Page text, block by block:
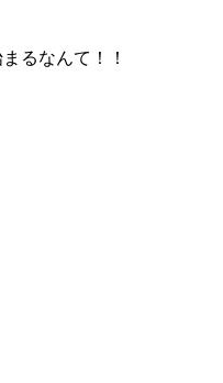
るなんて！！